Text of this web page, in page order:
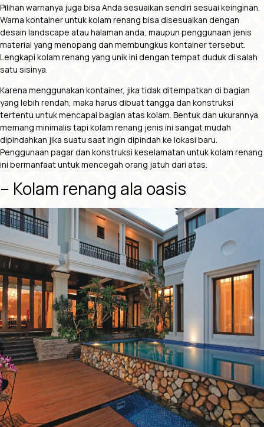
Pilihan warnanya juga bisa Anda sesuaikan sendiri sesuai keinginan.
Warna kontainer untuk kolam renang bisa disesuaikan dengan
desain landscape atau halaman anda, maupun penggunaan jenis
material yang menopang dan membungkus kontainer tersebut.
Lengkapi kolam renang yang unik ini dengan tempat duduk di salah
satu sisinya.
Karena menggunakan kontainer, jika tidak ditempatkan di bagian
yang lebih rendah, maka harus dibuat tangga dan konstruksi
tertentu untuk mencapai bagian atas kolam. Bentuk dan ukurannya
memang minimalis tapi kolam renang jenis ini sangat mudah
dipindahkan jika suatu saat ingin dipindah ke lokasi baru.
Penggunaan pagar dan konstruksi keselamatan untuk kolam renang
ini bermanfaat untuk mencegah orang jatuh dari atas.
– Kolam renang ala oasis